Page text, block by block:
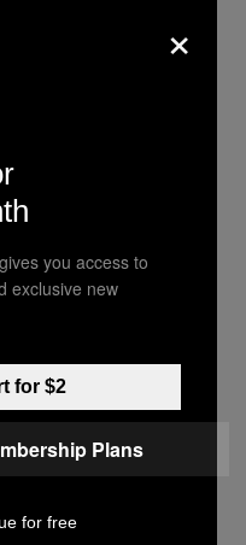
mundo, un lugar
mundo
×
you access to
exclusive new
for $2
Plans
for free